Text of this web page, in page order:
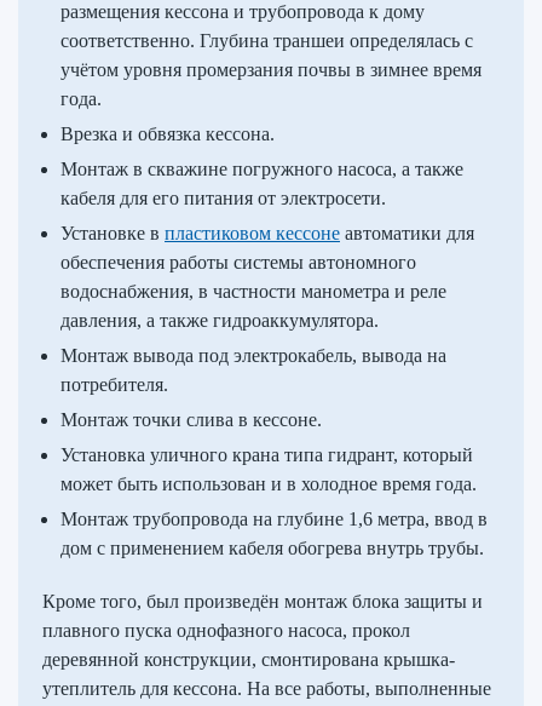
размещения кессона и трубопровода к дому
соответственно. Глубина траншеи определялась с
учётом уровня промерзания почвы в зимнее время
года.
Врезка и обвязка кессона.
Монтаж в скважине погружного насоса, а также
кабеля для его питания от электросети.
Установке в пластиковом кессоне автоматики для
обеспечения работы системы автономного
водоснабжения, в частности манометра и реле
давления, а также гидроаккумулятора.
Монтаж вывода под электрокабель, вывода на
потребителя.
Монтаж точки слива в кессоне.
Установка уличного крана типа гидрант, который
может быть использован и в холодное время года.
Монтаж трубопровода на глубине 1,6 метра, ввод в
дом с применением кабеля обогрева внутрь трубы.
Кроме того, был произведён монтаж блока защиты и
плавного пуска однофазного насоса, прокол
деревянной конструкции, смонтирована крышка-
утеплитель для кессона. На все работы, выполненные